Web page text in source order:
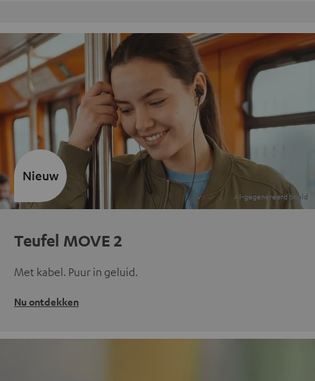
Teufel MOVE 2
Met kabel. Puur in geluid.
Nu ontdekken
Nieuw